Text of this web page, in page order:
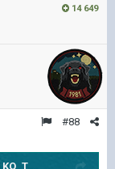
14 649
#88